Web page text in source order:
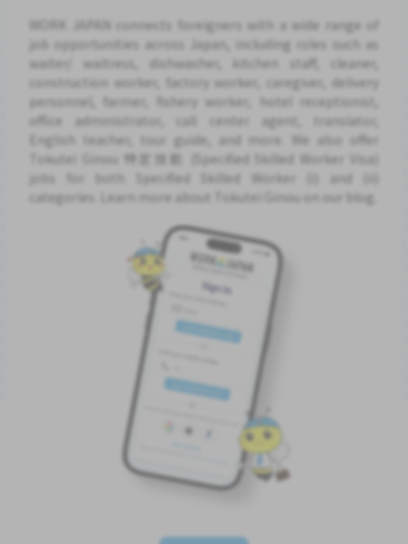
WORK JAPAN connects foreigners with a wide range of
job opportunities across Japan, including roles such as
waiter/ waitress, dishwasher, kitchen staff, cleaner,
construction worker, factory worker, caregiver, delivery
personnel, farmer, fishery worker, hotel receptionist,
office administrator, call center agent, translator,
English teacher, tour guide, and more. We also offer
Tokutei Ginou 特定技能 (Specified Skilled Worker Visa)
jobs for both Specified Skilled Worker (i) and (ii)
categories. Learn more about Tokutei Ginou on our blog.